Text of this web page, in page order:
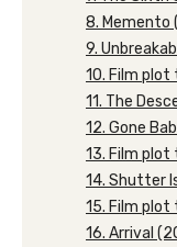
8. Memento
9.
10. Film
11. The
12. Gone
13. Film
14. Shutter
15. Film plot
16. Arrival